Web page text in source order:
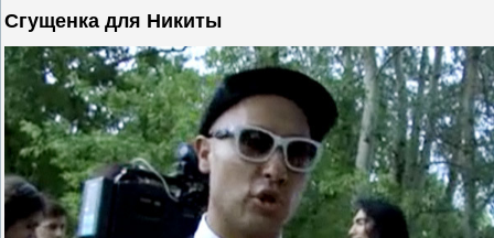
Сгущенка для Никиты